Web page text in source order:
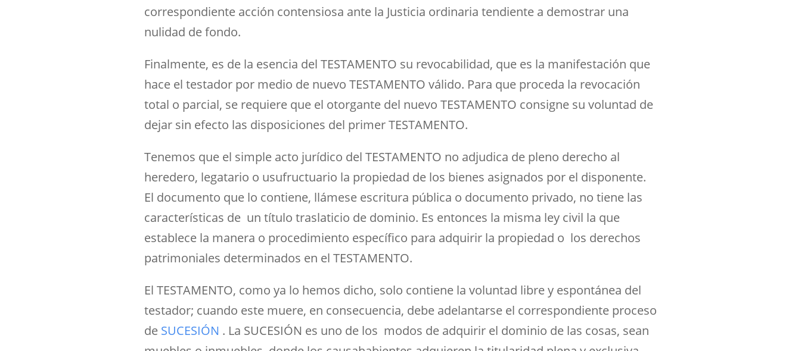
correspondiente acción contensiosa ante la Justicia ordinaria tendiente a demostrar una
nulidad de fondo.
Finalmente, es de la esencia del TESTAMENTO su revocabilidad, que es la manifestación que
hace el testador por medio de nuevo TESTAMENTO válido. Para que proceda la revocación
total o parcial, se requiere que el otorgante del nuevo TESTAMENTO consigne su voluntad de
dejar sin efecto las disposiciones del primer TESTAMENTO.
Tenemos que el simple acto jurídico del TESTAMENTO no adjudica de pleno derecho al
heredero, legatario o usufructuario la propiedad de los bienes asignados por el disponente.
El documento que lo contiene, llámese escritura pública o documento privado, no tiene las
características de un título traslaticio de dominio. Es entonces la misma ley civil la que
establece la manera o procedimiento específico para adquirir la propiedad o los derechos
patrimoniales determinados en el TESTAMENTO.
El TESTAMENTO, como ya lo hemos dicho, solo contiene la voluntad libre y espontánea del
testador; cuando este muere, en consecuencia, debe adelantarse el correspondiente proceso
deSUCESIÓN . La SUCESIÓN es uno de los modos de adquirir el dominio de las cosas, sean